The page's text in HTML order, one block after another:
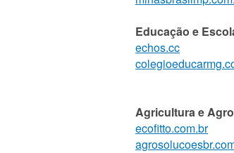
Educação e
echos.cc
Agricultura e
ecofitto.com.br